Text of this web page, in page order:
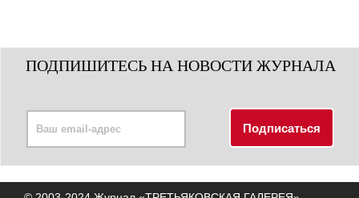
ПОДПИШИТЕСЬ НА НОВОСТИ ЖУРНАЛА